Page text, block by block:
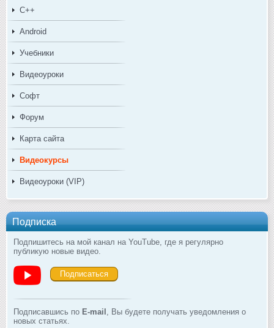
C++
Android
Учебники
Видеоуроки
Софт
Форум
Карта сайта
Видеокурсы
Видеоуроки (VIP)
Подписка
Подпишитесь на мой канал на YouTube, где я регулярно
публикую новые видео.
Подписаться
Подписавшись по E-mail , Вы будете получать уведомления о
новых статьях.